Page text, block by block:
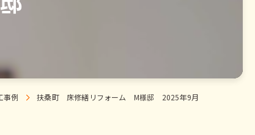
増改築
事例 扶桑町 床修繕リフォーム M様邸 2025年9月